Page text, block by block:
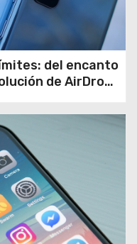
del encanto
de AirDrop